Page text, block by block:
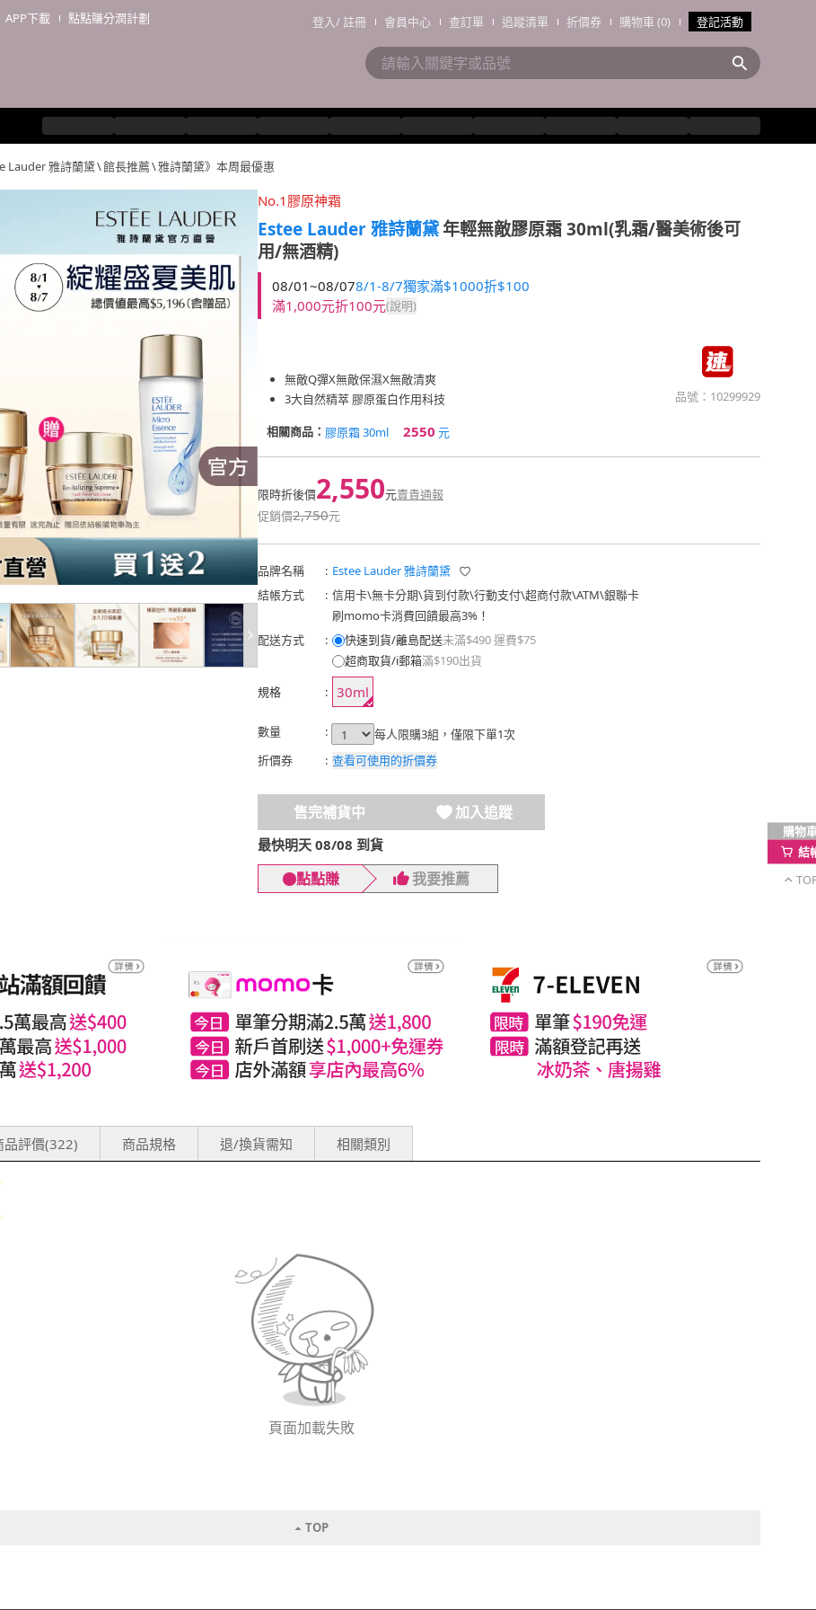
APP下載 點點賺分潤計劃 登入/註冊 會員中心 查訂單 追蹤清單 折價券 購物車 (0) 登記活動
Lauder 雅詩蘭黛\館長推薦\雅詩蘭黛》本周最優惠
No.1膠原神霜
Estee Lauder 雅詩蘭黛年輕無敵膠原霜 30ml(乳霜/醫美術後可
用/無酒精)
08/01~08/078/1-8/7獨家滿$1000折$100
滿1,000元折100元(說明)
無敵Q彈X無敵保濕X無敵清爽
3大自然精萃 膠原蛋白作用科技
品號： 10299929
相關商品： 膠原霜 30ml 2550 元
限時折後價2,550元賣貴通報
促銷價2,750元
品牌名稱 : Estee Lauder 雅詩蘭黛
結帳方式
: 信用卡\無卡分期\貨到付款\行動支付\超商付款\ATM\銀聯卡
刷momo卡消費回饋最高3%！
配送方式
: 快速到貨/離島配送未滿$490 運費$75
超商取貨/i郵箱滿$190出貨
規格
: 30ml
數量 :
每人限購3組，僅限下單1次
折價券
: 查看可使用的折價券
售完補貨中 加入追蹤
最快明天 08/08 到貨
點點賺 我要推薦
品評價(322) 商品規格 退/換貨需知 相關類別
頁面加載失敗
TOP
購物
結